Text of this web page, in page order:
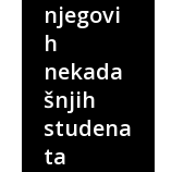
njegovi
h
nekada
šnjih
studena
ta